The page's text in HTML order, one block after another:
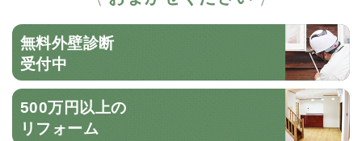
無料外壁診断
受付中
500万円以上の
リフォーム